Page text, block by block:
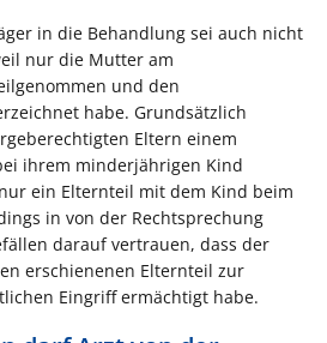
in die Behandlung sei auch nicht
nur die Mutter am
und den
habe. Grundsätzlich
Eltern einem
ihrem minderjährigen Kind
ein Elternteil mit dem Kind beim
in von der Rechtsprechung
darauf vertrauen, dass der
erschienenen Elternteil zur
Eingriff ermächtigt habe.